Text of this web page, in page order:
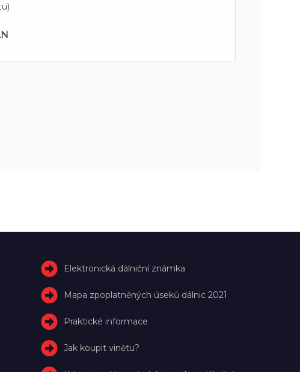
Elektronická dálniční známka
Mapa zpoplatněných úseků dálnic 2021
Praktické informace
Jak koupit vinětu?